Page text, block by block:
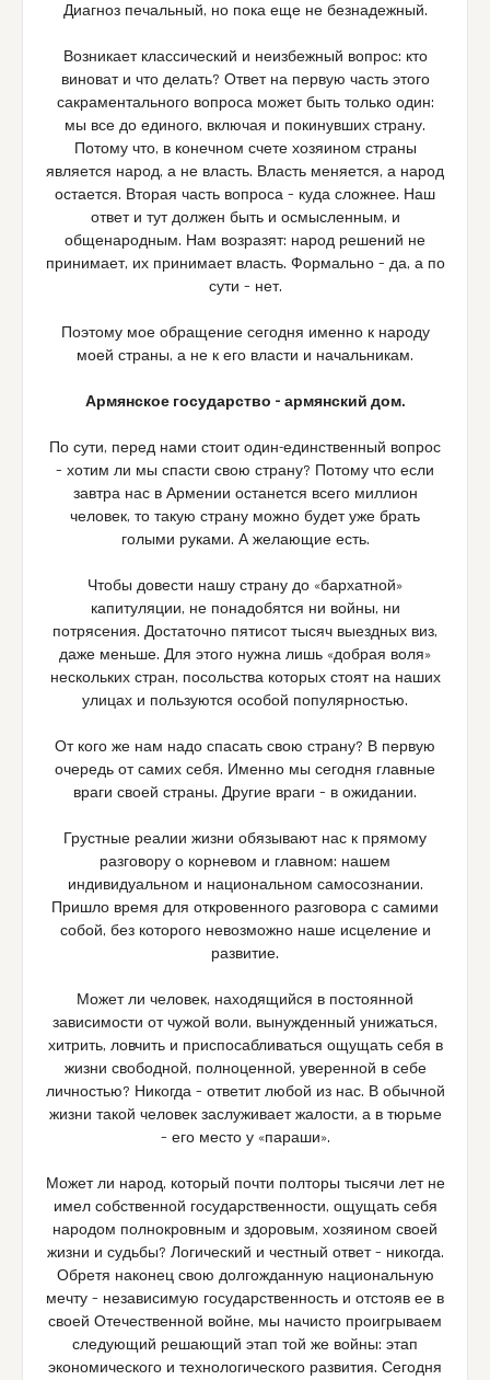
Диагноз печальный, но пока еще не безнадежный.
Возникает классический и неизбежный вопрос: кто
виноват и что делать? Ответ на первую часть этого
сакраментального вопроса может быть только один:
мы все до единого, включая и покинувших страну.
Потому что, в конечном счете хозяином страны
является народ, а не власть. Власть меняется, а народ
остается. Вторая часть вопроса – куда сложнее. Наш
ответ и тут должен быть и осмысленным, и
общенародным. Нам возразят: народ решений не
принимает, их принимает власть. Формально – да, а по
сути – нет.
Поэтому мое обращение сегодня именно к народу
моей страны, а не к его власти и начальникам.
Армянское государство – армянский дом.
По сути, перед нами стоит один-единственный вопрос
– хотим ли мы спасти свою страну? Потому что если
завтра нас в Армении останется всего миллион
человек, то такую страну можно будет уже брать
голыми руками. А желающие есть.
Чтобы довести нашу страну до «бархатной»
капитуляции, не понадобятся ни войны, ни
потрясения. Достаточно пятисот тысяч выездных виз,
даже меньше. Для этого нужна лишь «добрая воля»
нескольких стран, посольства которых стоят на наших
улицах и пользуются особой популярностью.
От кого же нам надо спасать свою страну? В первую
очередь от самих себя. Именно мы сегодня главные
враги своей страны. Другие враги – в ожидании.
Грустные реалии жизни обязывают нас к прямому
разговору о корневом и главном: нашем
индивидуальном и национальном самосознании.
Пришло время для откровенного разговора с самими
собой, без которого невозможно наше исцеление и
развитие.
Может ли человек, находящийся в постоянной
зависимости от чужой воли, вынужденный унижаться,
хитрить, ловчить и приспосабливаться ощущать себя в
жизни свободной, полноценной, уверенной в себе
личностью? Никогда – ответит любой из нас. В обычной
жизни такой человек заслуживает жалости, а в тюрьме
– его место у «параши».
Может ли народ, который почти полторы тысячи лет не
имел собственной государственности, ощущать себя
народом полнокровным и здоровым, хозяином своей
жизни и судьбы? Логический и честный ответ – никогда.
Обретя наконец свою долгожданную национальную
мечту – независимую государственность и отстояв ее в
своей Отечественной войне, мы начисто проигрываем
следующий решающий этап той же войны: этап
экономического и технологического развития. Сегодня